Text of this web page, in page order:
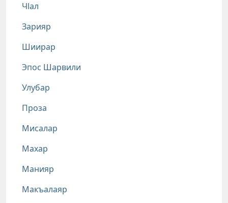
Чlал
Зарияр
Шиирар
Эпос Шарвили
Улубар
Проза
Мисалар
Махар
Манияр
Макъалаяр